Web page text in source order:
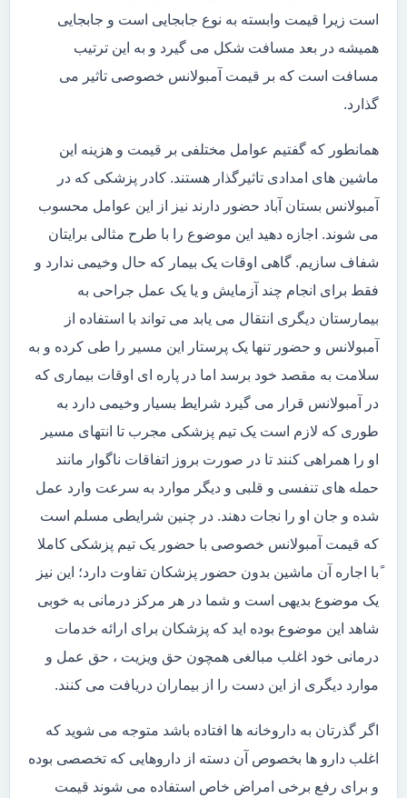
است زیرا قیمت وابسته به نوع جابجایی است و جابجایی
همیشه در بعد مسافت شکل می گیرد و به این ترتیب
مسافت است که بر قیمت آمبولانس خصوصی تاثیر می
گذارد.
همانطور که گفتیم عوامل مختلفی بر قیمت و هزینه این
ماشین های امدادی تاثیرگذار هستند. کادر پزشکی که در
آمبولانس بستان آباد حضور دارند نیز از این عوامل محسوب
می شوند. اجازه دهید این موضوع را با طرح مثالی برایتان
شفاف سازیم. گاهی اوقات یک بیمار که حال وخیمی ندارد و
فقط برای انجام چند آزمایش و یا یک عمل جراحی به
بیمارستان دیگری انتقال می یابد می تواند با استفاده از
آمبولانس و حضور تنها یک پرستار این مسیر را طی کرده و به
سلامت به مقصد خود برسد اما در پاره ای اوقات بیماری که
در آمبولانس قرار می گیرد شرایط بسیار وخیمی دارد به
طوری که لازم است یک تیم پزشکی مجرب تا انتهای مسیر
او را همراهی کنند تا در صورت بروز اتفاقات ناگوار مانند
حمله های تنفسی و قلبی و دیگر موارد به سرعت وارد عمل
شده و جان او را نجات دهند. در چنین شرایطی مسلم است
که قیمت آمبولانس خصوصی با حضور یک تیم پزشکی کاملا
ًبا اجاره آن ماشین بدون حضور پزشکان تفاوت دارد؛ این نیز
یک موضوع بدیهی است و شما در هر مرکز درمانی به خوبی
شاهد این موضوع بوده اید که پزشکان برای ارائه خدمات
درمانی خود اغلب مبالغی همچون حق ویزیت ، حق عمل و
موارد دیگری از این دست را از بیماران دریافت می کنند.
اگر گذرتان به داروخانه ها افتاده باشد متوجه می شوید که
اغلب دارو ها بخصوص آن دسته از داروهایی که تخصصی بوده
و برای رفع برخی امراض خاص استفاده می شوند قیمت